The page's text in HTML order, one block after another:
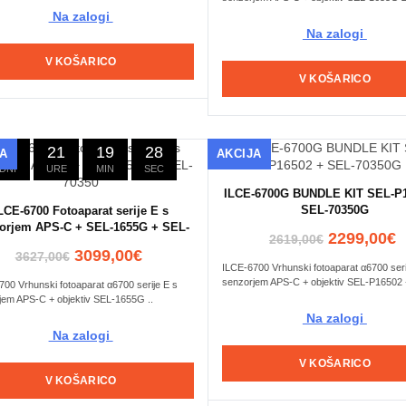
Na zalogi
V KOŠARICO
Na zalogi
V KOŠARICO
21
URE
19
MIN
27
SEC
6700 Fotoaparat serije E s
APS-C + SEL-1655G + SEL-
3627,00€ 3099,00€
Vrhunski fotoaparat α6700 serije E s
APS-C + objektiv SEL-1655G ..
Na zalogi
V KOŠARICO
AKCIJA
ILCE-6700G BUNDLE KIT SEL-
SEL-70350G
2619,00€ 2299,00€
ILCE-6700 Vrhunski fotoaparat α6700
senzorjem APS-C + objektiv SEL-P16502
Na zalogi
V KOŠARICO